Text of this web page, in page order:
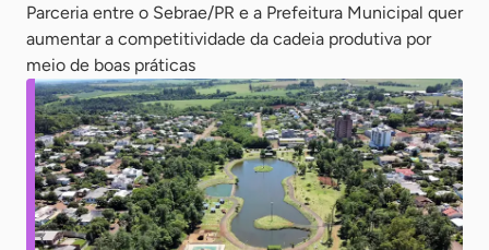
Parceria entre o Sebrae/PR e a Prefeitura Municipal quer
aumentar a competitividade da cadeia produtiva por
meio de boas práticas